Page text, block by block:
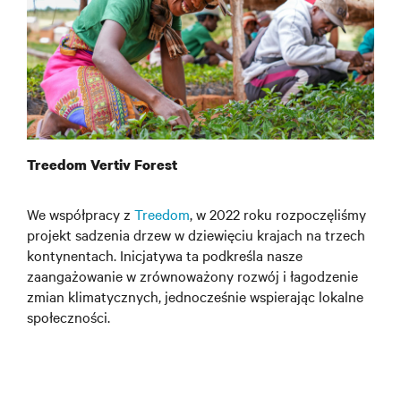
Treedom Vertiv Forest
We współpracy z Treedom, w 2022 roku rozpoczęliśmy
projekt sadzenia drzew w dziewięciu krajach na trzech
kontynentach. Inicjatywa ta podkreśla nasze
zaangażowanie w zrównoważony rozwój i łagodzenie
zmian klimatycznych, jednocześnie wspierając lokalne
społeczności.